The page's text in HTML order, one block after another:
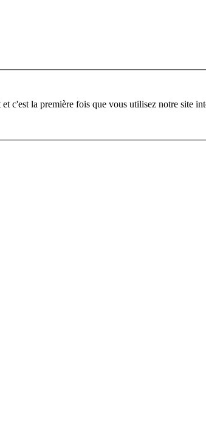
c'est la première fois que vous utilisez notre site